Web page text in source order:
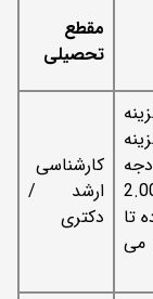
مقطع
تحصیلی
هزینه
تا 2.000
تا
می
کارشناسی
ارشد /
دکتری